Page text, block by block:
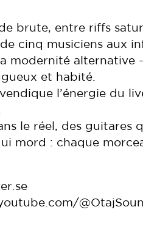
brute, entre riffs
cinq musiciens aux
modernité
et habité.
l’énergie du
le réel, des
mord : chaque